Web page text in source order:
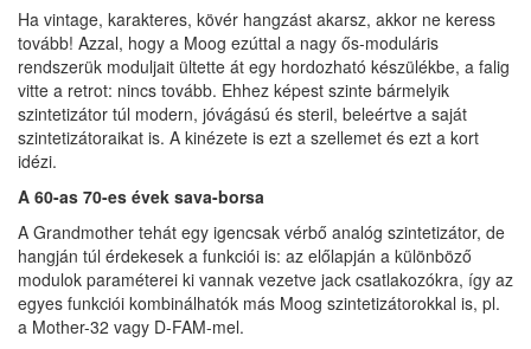
Ha vintage, karakteres, kövér hangzást akarsz, akkor ne keress
tovább! Azzal, hogy a Moog ezúttal a nagy ős-moduláris
rendszerük moduljait ültette át egy hordozható készülékbe, a falig
vitte a retrot: nincs tovább. Ehhez képest szinte bármelyik
szintetizátor túl modern, jóvágású és steril, beleértve a saját
szintetizátoraikat is. A kinézete is ezt a szellemet és ezt a kort
idézi.
A 60-as 70-es évek sava-borsa
A Grandmother tehát egy igencsak vérbő analóg szintetizátor, de
hangján túl érdekesek a funkciói is: az előlapján a különböző
modulok paraméterei ki vannak vezetve jack csatlakozókra, így az
egyes funkciói kombinálhatók más Moog szintetizátorokkal is, pl.
a Mother-32 vagy D-FAM-mel.